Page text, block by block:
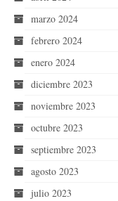
marzo 2024
febrero 2024
enero 2024
diciembre 2023
noviembre 2023
octubre 2023
septiembre 2023
agosto 2023
julio 2023